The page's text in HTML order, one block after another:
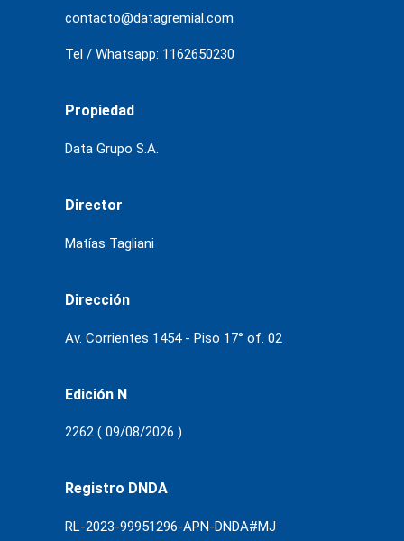
contacto@datagremial.com
Tel / Whatsapp: 1162650230
Propiedad
Data Grupo S.A.
Director
Matías Tagliani
Dirección
Av. Corrientes 1454 - Piso 17° of. 02
Edición N
2262 ( 09/08/2026 )
Registro DNDA
RL-2023-99951296-APN-DNDA#MJ